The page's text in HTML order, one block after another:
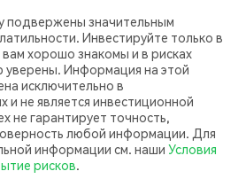
подвержены значительным
Инвестируйте только в
хорошо знакомы и в рисках
уверены. Информация на этой
исключительно в
не является инвестиционной
не гарантирует точность,
любой информации. Для
информации см. наши Условия
рисков.